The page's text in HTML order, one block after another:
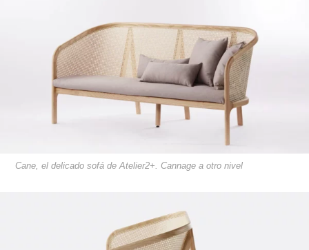
Cane, el delicado sofá de Atelier2+. Cannage a otro nivel